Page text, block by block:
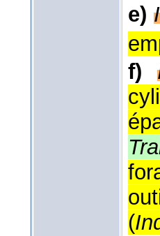
e)
f)
(